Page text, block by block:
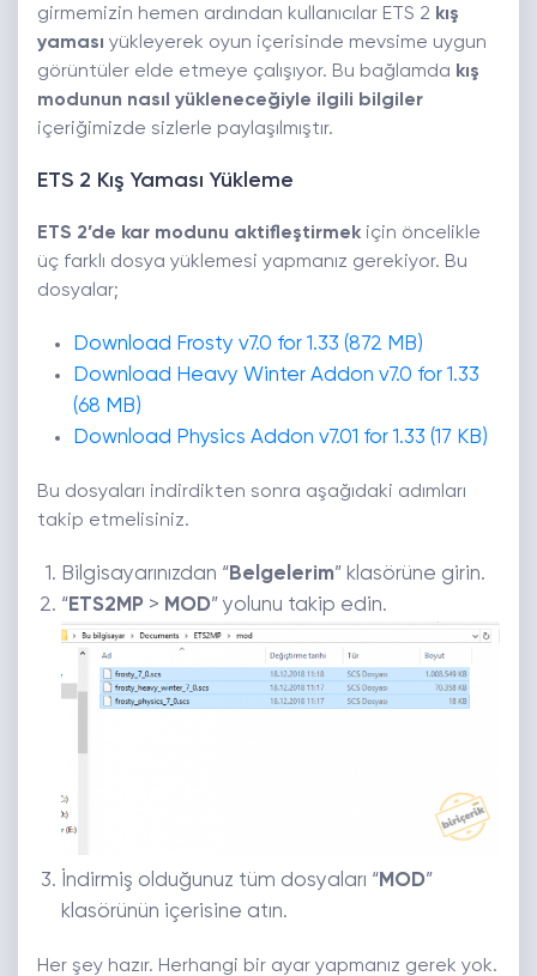
girmemizin hemen ardından kullanıcılar ETS 2 kış
yaması yükleyerek oyun içerisinde mevsime uygun
görüntüler elde etmeye çalışıyor. Bu bağlamda kış
modunun nasıl yükleneceğiyle ilgili bilgiler
içeriğimizde sizlerle paylaşılmıştır.
ETS 2 Kış Yaması Yükleme
ETS 2’de kar modunu aktifleştirmek için öncelikle
üç farklı dosya yüklemesi yapmanız gerekiyor. Bu
dosyalar;
Download Frosty v7.0 for 1.33 (872 MB)
Download Heavy Winter Addon v7.0 for 1.33
(68 MB)
Download Physics Addon v7.01 for 1.33 (17 KB)
Bu dosyaları indirdikten sonra aşağıdaki adımları
takip etmelisiniz.
Bilgisayarınızdan “Belgelerim” klasörüne girin.
“ETS2MP > MOD” yolunu takip edin.
İndirmiş olduğunuz tüm dosyaları “MOD”
klasörünün içerisine atın.
Her şey hazır. Herhangi bir ayar yapmanız gerek yok.